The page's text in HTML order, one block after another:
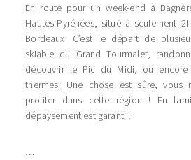
En route pour un week-end à
Hautes-Pyrénées, situé à seulement
Bordeaux. C’est le départ de
skiable du Grand Tourmalet,
découvrir le Pic du Midi, ou
thermes. Une chose est sûre, vous
profiter dans cette région ! En
dépaysement est garanti !
…